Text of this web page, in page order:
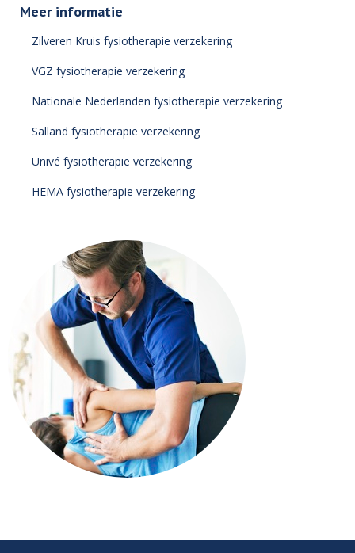
Meer informatie
Zilveren Kruis fysiotherapie verzekering
VGZ fysiotherapie verzekering
Nationale Nederlanden fysiotherapie verzekering
Salland fysiotherapie verzekering
Univé fysiotherapie verzekering
HEMA fysiotherapie verzekering